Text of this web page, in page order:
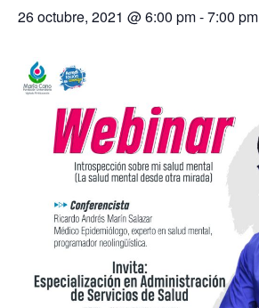
26 octubre, 2021 @ 6:00 pm-7:00 pm